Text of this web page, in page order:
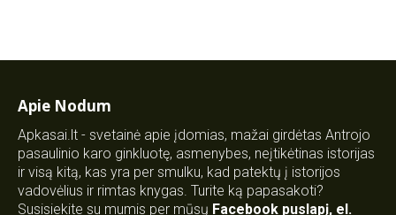
Apie Nodum
Apkasai.lt - svetainė apie įdomias, mažai girdėtas Antrojo
pasaulinio karo ginkluotę, asmenybes, neįtikėtinas istorijas
ir visą kitą, kas yra per smulku, kad patektų į istorijos
vadovėlius ir rimtas knygas. Turite ką papasakoti?
Susisiekite su mumis per mūsų Facebook puslapį, el.